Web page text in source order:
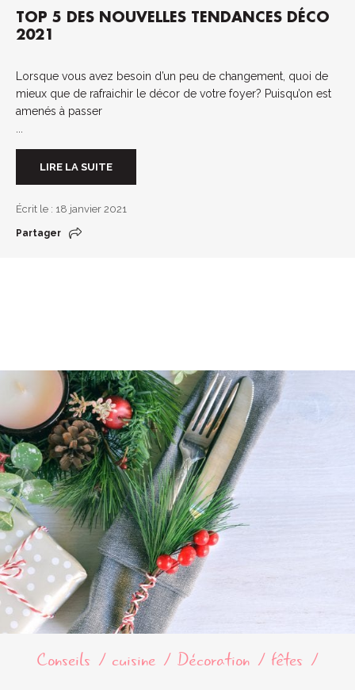
TOP 5 DES NOUVELLES TENDANCES DÉCO
2021
Lorsque vous avez besoin d’un peu de changement, quoi de
mieux que de rafraichir le décor de votre foyer? Puisqu’on est
amenés à passer
LIRE LA SUITE
Écrit le : 18 janvier 2021
Partager
Conseils cuisine Décoration fêtes